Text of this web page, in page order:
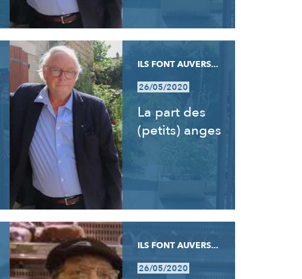
ILS FONT AUVERS...
26/05/2020
La part des
(petits) anges
ILS FONT AUVERS...
26/05/2020